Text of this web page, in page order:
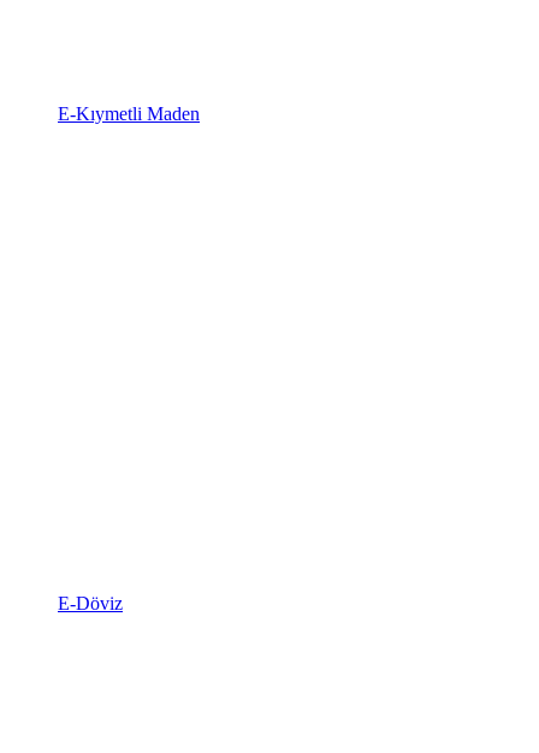
E-Kıymetli Maden
E-Döviz